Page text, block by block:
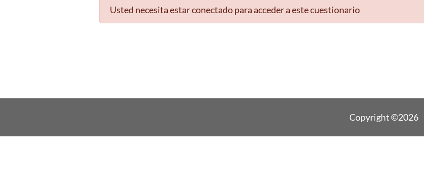
Usted necesita estar conectado para acceder a este cuestionario
Copyright ©2026